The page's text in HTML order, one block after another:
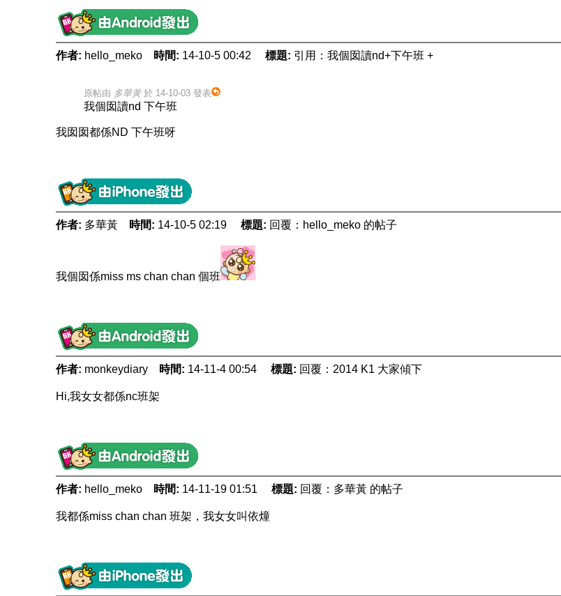
作者: hello_meko 時間: 14-10-5 00:42 標題: 引用：我個囡讀nd+下午班 +
原帖由 多華黃於 14-10-03 發表
我個囡讀nd 下午班
我囡囡都係ND 下午班呀
作者: 多華黃 時間: 14-10-5 02:19 標題: 回覆：hello_meko 的帖子
我個囡係miss ms chan chan 個班
作者: monkeydiary 時間: 14-11-4 00:54 標題: 回覆：2014 K1 大家傾下
Hi,我女女都係nc班架
作者: hello_meko 時間: 14-11-19 01:51 標題: 回覆：多華黃 的帖子
我都係miss chan chan 班架，我女女叫依燑